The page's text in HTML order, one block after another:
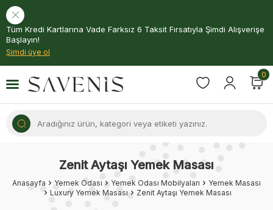
Tüm Kredi Kartlarına Vade Farksız 6 Taksit Fırsatıyla Şimdi Alışverişe
Başlayın!
Şimdi üye ol
0
Zenit Aytaşı Yemek Masası
Anasayfa Yemek Odası Yemek Odası Mobilyaları
Yemek Masası
Luxury Yemek Masası
Zenit Aytaşı Yemek Masası